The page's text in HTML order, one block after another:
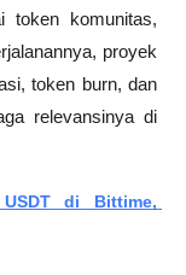
token komunitas,
proyek
token burn, dan
relevansinya di
di Bittime,